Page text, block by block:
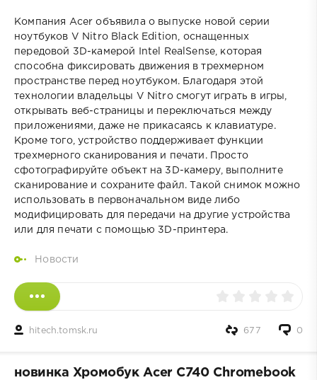
Компания Acer объявила о выпуске новой серии
ноутбуков V Nitro Black Edition, оснащенных
передовой 3D-камерой Intel RealSense, которая
способна фиксировать движения в трехмерном
пространстве перед ноутбуком. Благодаря этой
технологии владельцы V Nitro смогут играть в игры,
открывать веб-страницы и переключаться между
приложениями, даже не прикасаясь к клавиатуре.
Кроме того, устройство поддерживает функции
трехмерного сканирования и печати. Просто
сфотографируйте объект на 3D-камеру, выполните
сканирование и сохраните файл. Такой снимок можно
использовать в первоначальном виде либо
модифицировать для передачи на другие устройства
или для печати с помощью 3D-принтера.
Новости
hitech.tomsk.ru 0
677
новинка Хромобук Acer C740 Chromebook